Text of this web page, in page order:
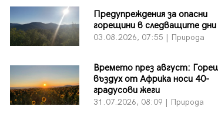
Предупреждения за опасни
горещини в следващите дни
03.08.2026, 07:55 | Природа
Времето през август:
въздух от Африка носи 40-
градусови жеги
31.07.2026, 08:09 | Природа